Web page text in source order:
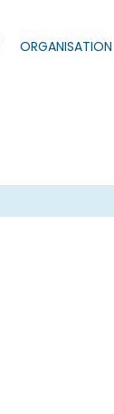
ORGANISATION